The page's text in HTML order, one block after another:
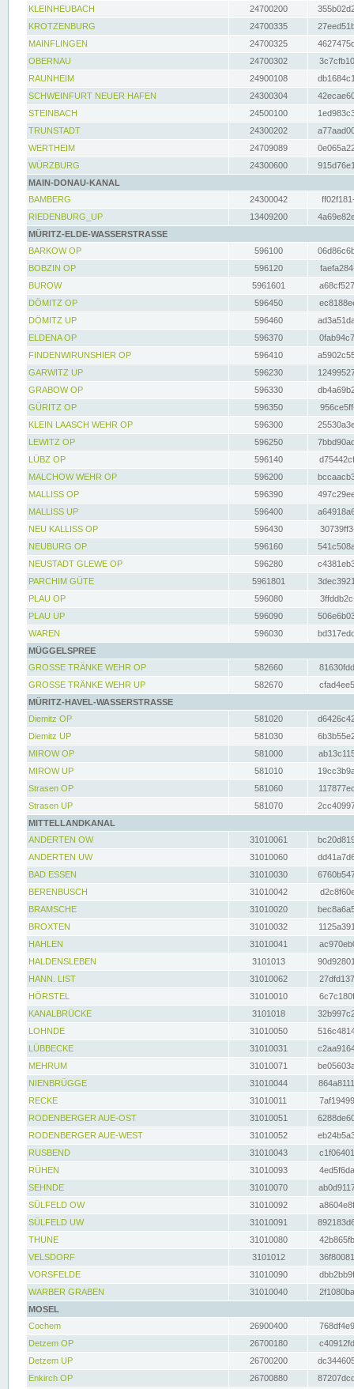
KLEINHEUBACH 24700200
KROTZENBURG
24700335
MAINFLINGEN
24700325
OBERNAU
24700302
RAUNHEIM
24900108
SCHWEINFURT NEUER HAFEN
24300304
STEINBACH
24500100
TRUNSTADT
24300202
WERTHEIM
24709089
WÜRZBURG
24300600
MAIN-DONAU-KANAL
BAMBERG
24300042
RIEDENBURG_UP
13409200
MÜRITZ-ELDE-WASSERSTRASSE
BARKOW OP
596100
BOBZIN OP
596120
BUROW
5961601
DÖMITZ OP
596450
DÖMITZ UP
596460
ELDENA OP
596370
FINDENWIRUNSHIER OP
596410
GARWITZ UP
596230
GRABOW OP
596330
GÜRITZ OP
596350
KLEIN LAASCH WEHR OP
596300
LEWITZ OP
596250
LÜBZ OP
596140
MALCHOW WEHR OP
596200
MALLISS OP
596390
MALLISS UP
596400
NEU KALLISS OP
596430
NEUBURG OP
596160
NEUSTADT GLEWE OP
596280
PARCHIM GÜTE
5961801
PLAU OP
596080
PLAU UP
596090
WAREN
596030
MÜGGELSPREE
GROSSE TRÄNKE WEHR OP
582660
GROSSE TRÄNKE WEHR UP
582670
MÜRITZ-HAVEL-WASSERSTRASSE
Diemitz OP
581020
Diemitz UP
581030
MIROW OP
581000
MIROW UP
581010
Strasen OP
581060
Strasen UP
581070
MITTELLANDKANAL
ANDERTEN OW
31010061
ANDERTEN UW
31010060
BAD ESSEN
31010030
BERENBUSCH
31010042
BRAMSCHE
31010020
BROXTEN
31010032
HAHLEN
31010041
HALDENSLEBEN
3101013
HANN. LIST
31010062
HÖRSTEL
31010010
KANALBRÜCKE
3101018
LOHNDE
31010050
LÜBBECKE
31010031
MEHRUM
31010071
NIENBRÜGGE
31010044
RECKE
31010011
RODENBERGER AUE-OST
31010051
RODENBERGER AUE-WEST
31010052
RUSBEND
31010043
RÜHEN
31010093
SEHNDE
31010070
SÜLFELD OW
31010092
SÜLFELD UW
31010091
THUNE
31010080
VELSDORF
3101012
VORSFELDE
31010090
WARBER GRABEN
31010040
MOSEL
Cochem
26900400
Detzem OP
26700180
Detzem UP
26700200
Enkirch OP
26700880